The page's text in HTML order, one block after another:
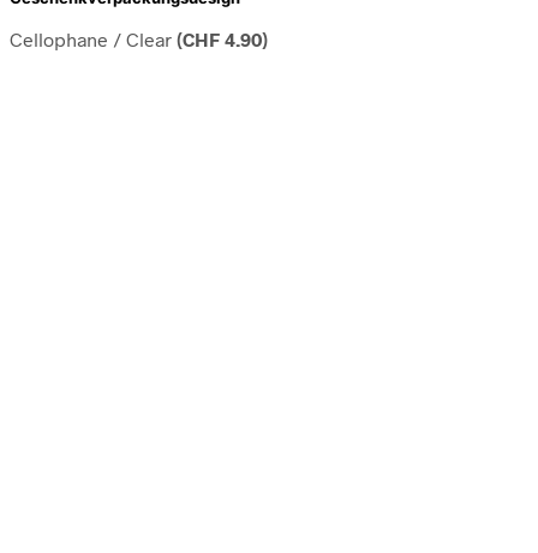
Cellophane / Clear (CHF 4.90)